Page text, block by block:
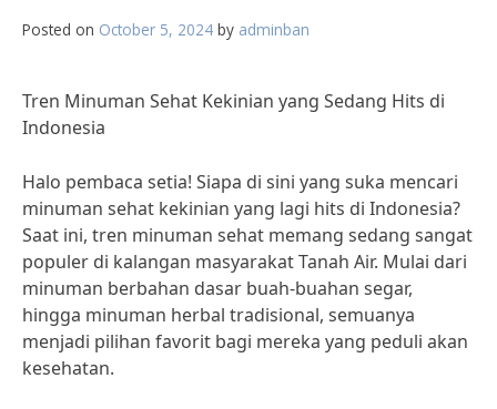
Posted on October 5, 2024 by adminban
Tren Minuman Sehat Kekinian yang Sedang Hits di
Indonesia
Halo pembaca setia! Siapa di sini yang suka mencari
minuman sehat kekinian yang lagi hits di Indonesia?
Saat ini, tren minuman sehat memang sedang sangat
populer di kalangan masyarakat Tanah Air. Mulai dari
minuman berbahan dasar buah-buahan segar,
hingga minuman herbal tradisional, semuanya
menjadi pilihan favorit bagi mereka yang peduli akan
kesehatan.